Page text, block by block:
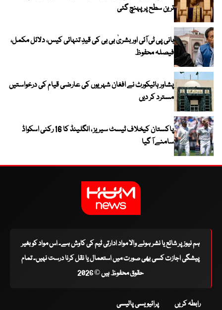
ترین سطح پر پہنچ گئی
بانی پی ٹی آئی اور بشریٰ بی بی کی قیدِ تنہائی کیس، دلائل مکمل،
فیصلہ محفوظ
پشاور ہائیکورٹ نے افغان شہریوں کی عارضی قیام کی درخواستیں
مسترد کر دیں
پاکستان کیخلاف ٹیسٹ سیریز ، انگلینڈ کا 16 رکنی اسکواڈ
سامنے آ گیا
ہم نیوز پر شائع یا نشر ہونے والا مواد ادارتی ٹیم کی کاوش ہے۔ اس مواد کو بغیر
پیشگی اجازت کسی بھی صورت میں استعمال یا نقل کرنا درست نہیں۔ تمام
حقوق محفوظ ہیں © 2026
رابطہ کریں پرائیویسی پالیسی